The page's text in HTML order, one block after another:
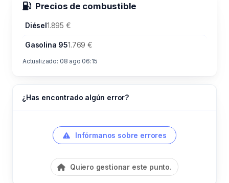
Precios de combustible
Diésel1.895 €
Gasolina 951.769 €
Actualizado: 08 ago 06:15
¿Has encontrado algún error?
Infórmanos sobre errores
Quiero gestionar este punto.